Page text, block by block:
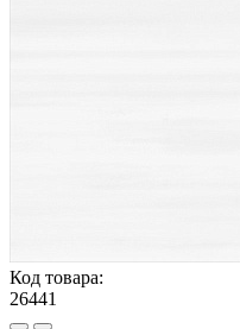
Код товара:
26441